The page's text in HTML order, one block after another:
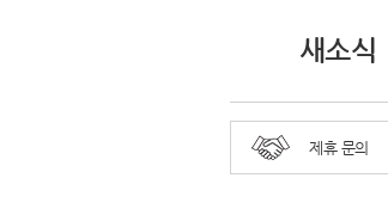
새소식
제휴 문의